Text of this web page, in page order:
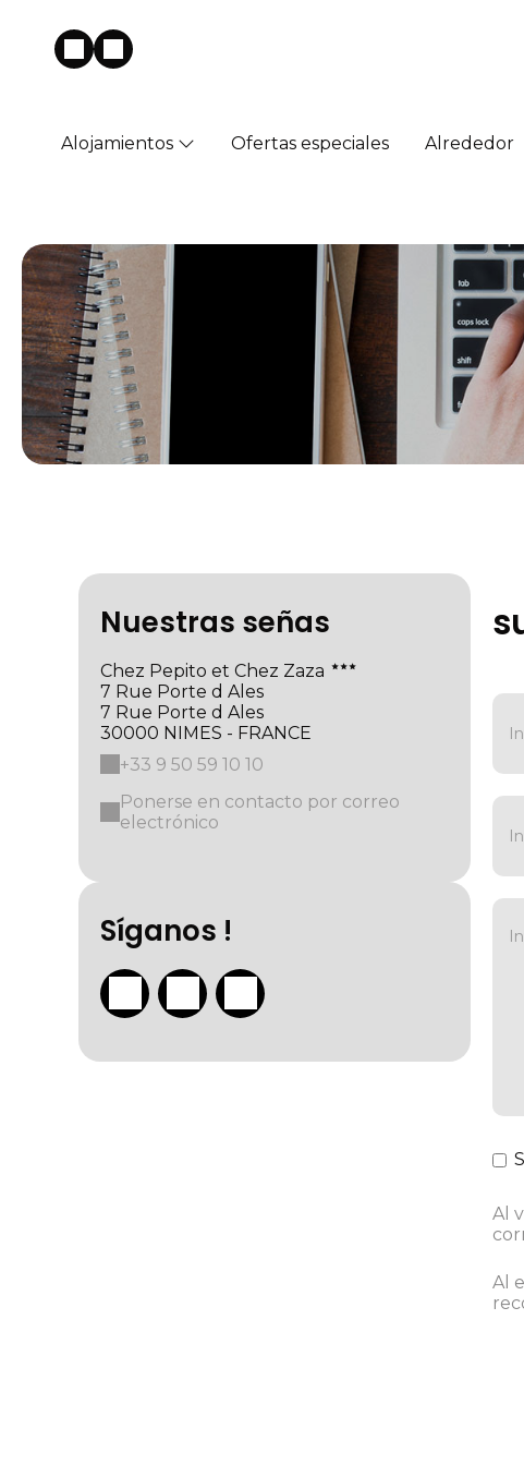
Alojamientos Ofertas especiales Alrededor
Al
Al
Nuestras señas
Chez Pepito et Chez Zaza
7 Rue Porte d Ales
7 Rue Porte d Ales
30000 NIMES - FRANCE
+33 9 50 59 10 10
Ponerse en contacto por correo
electrónico
Síganos !